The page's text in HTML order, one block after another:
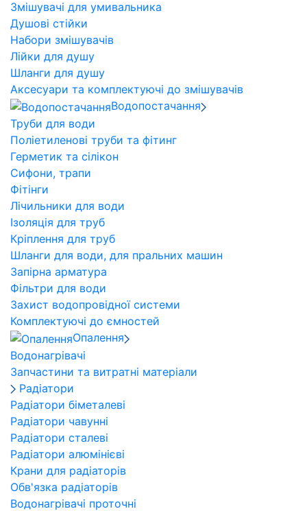
Змішувачі для умивальника
Душові стійки
Набори змішувачів
Лійки для душу
Шланги для душу
Аксесуари та комплектуючі до змішувачів
Водопостачання
Труби для води
Поліетиленові труби та фітинг
Герметик та сілікон
Сифони, трапи
Фітінги
Лічильники для води
Ізоляція для труб
Кріплення для труб
Шланги для води, для пральних машин
Запірна арматура
Фільтри для води
Захист водопровідної системи
Комплектуючі до ємностей
Опалення
Водонагрівачі
Запчастини та витратні матеріали
Радіатори
Радіатори біметалеві
Радіатори чавунні
Радіатори сталеві
Радіатори алюмінієві
Крани для радіаторів
Обв'язка радіаторів
Водонагрівачі проточні